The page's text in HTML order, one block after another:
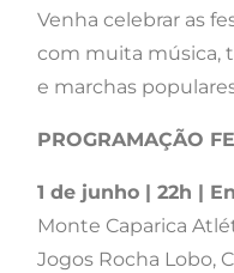
Venha celebrar as
com muita música,
e marchas
PROGRAMAÇÃO
1 de junho | 22h |
Monte Caparica
Jogos Rocha Lobo,